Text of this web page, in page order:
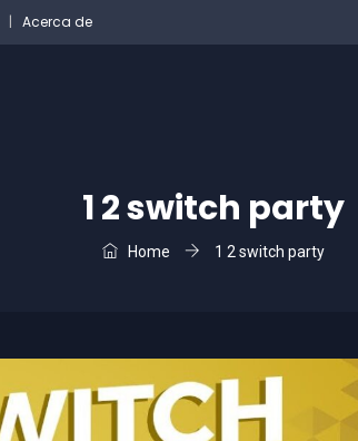
Acerca de
1 2 switch party
Home 1 2 switch party